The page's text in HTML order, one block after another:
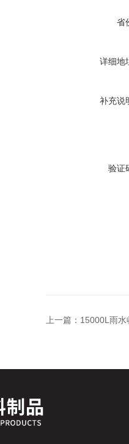
省
详细地
补充说
验证
上一篇： 15000L雨水